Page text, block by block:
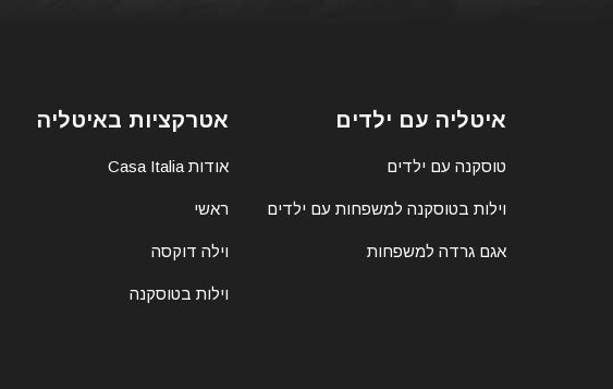
איטליה עם ילדים
טוסקנה עם ילדים
וילות בטוסקנה למשפחות עם ילדים
אגם גרדה למשפחות
אטרקציות באיטליה
אודות Casa Italia
ראשי
וילה דוקסה
וילות בטוסקנה